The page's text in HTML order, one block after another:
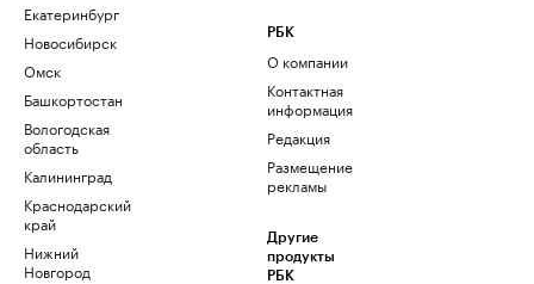
Екатеринбург
Новосибирск
Омск
Башкортостан
Вологодская
область
Калининград
Краснодарский
край
Нижний
Новгород
РБК
О компании
Контактная
информация
Редакция
Размещение
рекламы
Другие
продукты
РБК